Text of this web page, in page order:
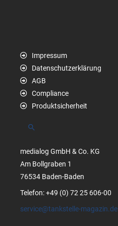
Impressum
Datenschutzerklärung
AGB
Compliance
Produktsicherheit
Suchen
medialog GmbH & Co. KG
Am Bollgraben 1
76534 Baden-Baden
Telefon: +49 (0) 72 25 606-00
service@tankstelle-magazin.de